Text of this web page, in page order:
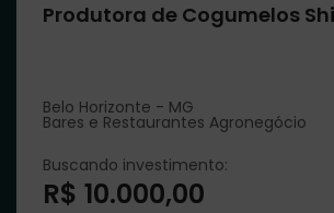
Produtora de Cogumelos
Belo Horizonte - MG
Bares e Restaurantes Agronegócio
Buscando investimento:
R$ 10.000,00